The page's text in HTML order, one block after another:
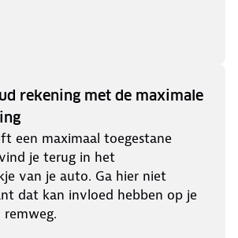
rekening met de maximale
een maximaal toegestane
je terug in het
van je auto. Ga hier niet
dat kan invloed hebben op je
remweg.